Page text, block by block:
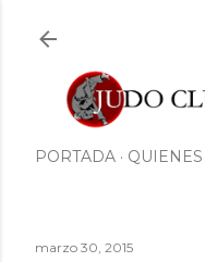
PORTADA
marzo 30, 2015